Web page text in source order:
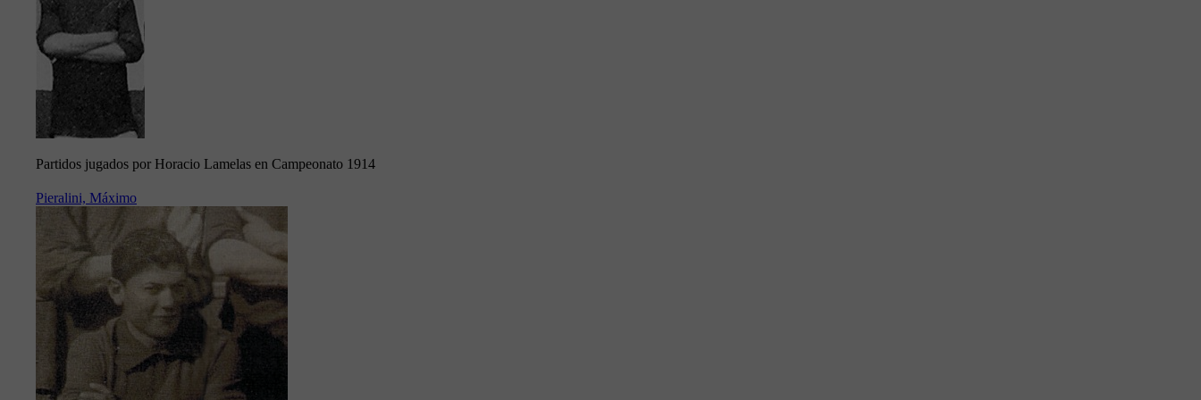
Partidos jugados por Horacio Lamelas en Campeonato 1914
Pieralini, Máximo